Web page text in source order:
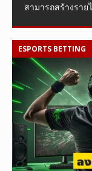
สามารถสร้างราย
ESPORTS BETTING